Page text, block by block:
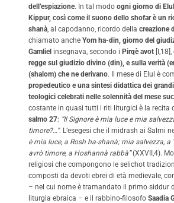
dell’espiazione. In tal modo ogni giorno di
Kippur, così come il suono dello shofar è un
shanà, al capodanno, ricordo della creazione
chiamato anche Yom ha-din, giorno del
Gamliel insegnava, secondo i Pirqè avot
regge sul giudizio divino (din), e sulla verità
(shalom) che ne derivano. Il mese di Elul è
propedeutico e una sintesi didattica dei
teologici celebrati nelle solennità del mese
costante in quasi tutti i riti liturgici è la recita
salmo 27: “Il Signore è mia luce e mia
timore?…”. L’esegesi che il midrash ai Salmi
è mia luce, a Rosh ha-shanà; mia salvezza,
avrò timore, a Hoshannà rabbà”(XXVII,4).
religiosi che compongono le selichot
composti da devoti ebrei di età medievale,
– nel cui nome è tramandato il primo siddur
liturgia ebraica – e il rabbino-filosofo Saadia